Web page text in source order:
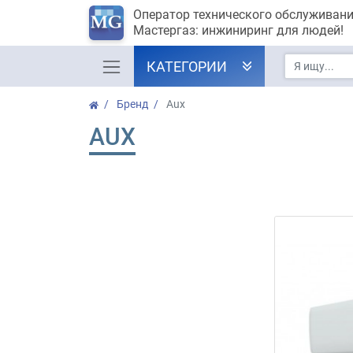
Оператор технического
Мастергаз: инжиниринг для людей!
КАТЕГОРИИ
Бренд Aux
AUX